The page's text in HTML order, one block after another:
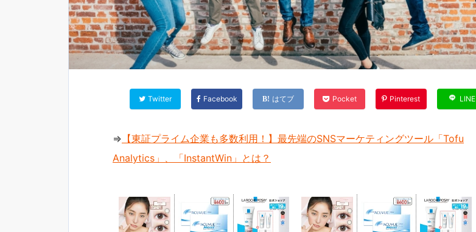
Twitter Facebook はてブ Pocket Pinterest LINE
⇒ 【東証プライム企業も多数利用！】最先端のSNSマーケティングツール「Tofu
Analytics」、「InstantWin」とは？